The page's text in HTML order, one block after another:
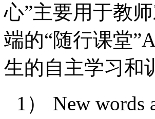
心”主要用于教
端的“随行课堂”
生的自主学习和
1）
New words